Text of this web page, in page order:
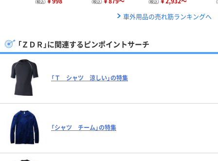
（税込） （税込） （税込）
車外用品の売れ筋ランキングへ
「ＺＤＲ」に関連するピンポイントサーチ
「Ｔ シャツ 涼しい」の特集
「シャツ チーム」の特集